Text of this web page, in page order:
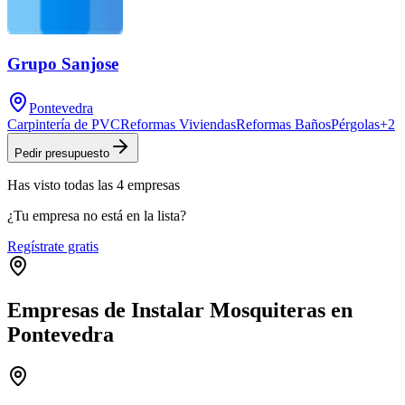
Grupo Sanjose
Pontevedra
Carpintería de PVCReformas ViviendasReformas BañosPérgolas+2
Pedir presupuesto
Has visto todas las 4 empresas
¿Tu empresa no está en la lista?
Regístrate gratis
Empresas de Instalar Mosquiteras en
Pontevedra